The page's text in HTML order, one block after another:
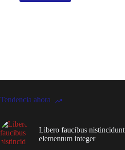
Tendencia ahora
Libero faucibus nistincidunt
elementum integer